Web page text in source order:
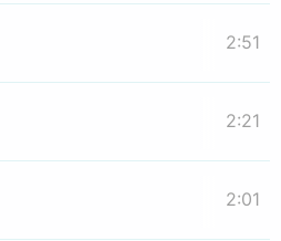
2:51
2:21
2:01